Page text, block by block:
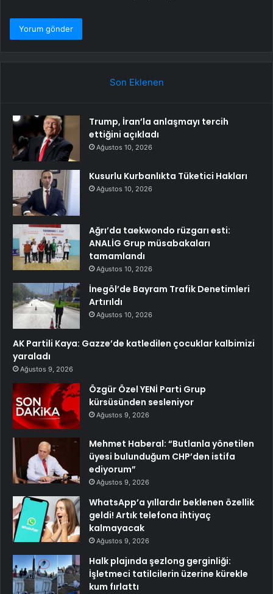
Son Eklenen
Trump, İran’la anlaşmayı tercih
ettiğini açıkladı
Ağustos 10, 2026
Kusurlu Kurbanlıkta Tüketici Hakları
Ağustos 10, 2026
Ağrı’da taekwondo rüzgarı esti:
ANALİG Grup müsabakaları
tamamlandı
Ağustos 10, 2026
İnegöl’de Bayram Trafik Denetimleri
Artırıldı
Ağustos 10, 2026
AK Partili Kaya: Gazze’de katledilen çocuklar kalbimizi
yaraladı
Ağustos 9, 2026
Özgür Özel YENİ Parti Grup
kürsüsünden sesleniyor
Ağustos 9, 2026
Mehmet Haberal: “Butlanla yönetilen
üyesi bulunduğum CHP’den istifa
ediyorum”
Ağustos 9, 2026
WhatsApp’a yıllardır beklenen özellik
geldi! Artık telefona ihtiyaç
kalmayacak
Ağustos 9, 2026
Halk plajında şezlong gerginliği:
İşletmeci tatilcilerin üzerine kürekle
kum fırlattı